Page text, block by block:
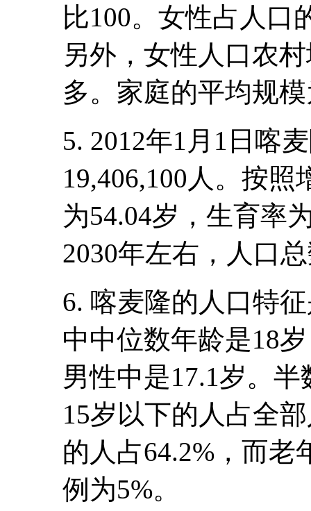
比100。女性占人口
另外，女性人口农
多。家庭的平均规
5. 2012年1月1日喀
19,406,100人。按
为54.04岁，生育率
2030年左右，人口
6. 喀麦隆的人口特
中中位数年龄是18
男性中是17.1岁。
15岁以下的人占全
的人占64.2%，而老
例为5%。